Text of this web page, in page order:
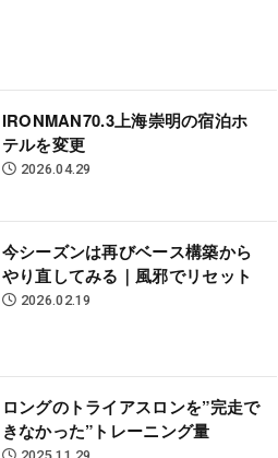
IRONMAN70.3上海崇明の宿泊ホ
テルを変更
2026.04.29
今シーズンは再びベース構築から
やり直してみる｜風邪でリセット
2026.02.19
ロングのトライアスロンを”完走で
きなかった”トレーニング量